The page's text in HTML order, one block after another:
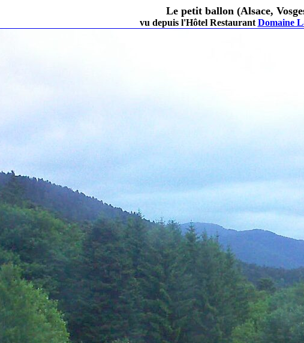
Le petit ballon (Alsace,
vu depuis l'Hôtel Restaurant Domaine